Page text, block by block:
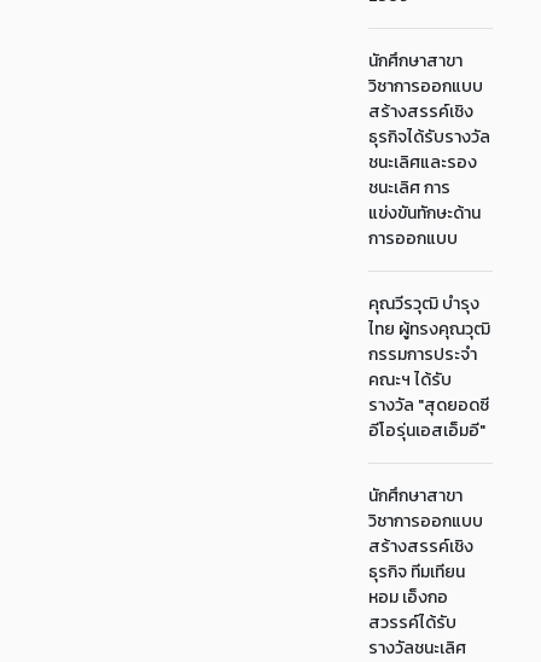
นักศึกษาสาขา
วิชาการออกแบบ
สร้างสรรค์เชิง
ธุรกิจได้รับรางวัล
ชนะเลิศและรอง
ชนะเลิศ การ
แข่งขันทักษะด้าน
การออกแบบ
คุณวีรวุฒิ บำรุง
ไทย ผู้ทรงคุณวุฒิ
กรรมการประจำ
คณะฯ ได้รับ
รางวัล "สุดยอดซี
อีโอรุ่นเอสเอ็มอี"
นักศึกษาสาขา
วิชาการออกแบบ
สร้างสรรค์เชิง
ธุรกิจ ทีมเทียน
หอม เอ็งกอ
สวรรค์ได้รับ
รางวัลชนะเลิศ